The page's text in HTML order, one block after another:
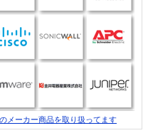
メーカー商品を取り扱ってます